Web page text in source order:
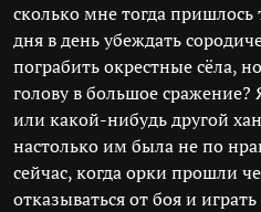
сколько мне тогда пришлось
дня в день убеждать
пограбить окрестные сёла,
голову в большое
или какой-нибудь другой
настолько им была не по
сейчас, когда орки прошли
отказываться от боя и